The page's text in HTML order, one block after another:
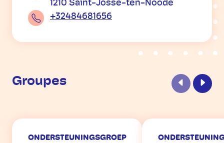
1210 Saint-Josse-ten-Noode
+32484681656
Groupes Précédent
ONDERSTEUNINGSGROEP